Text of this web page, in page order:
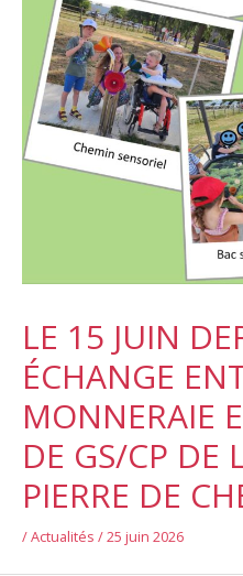
LE 15 JUIN
ÉCHANGE
MONNERAIE
DE GS/CP DE
PIERRE DE
/Actualités /25 juin 2026